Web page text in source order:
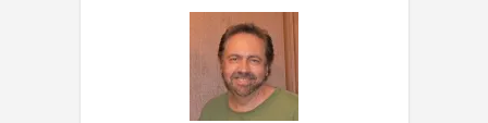
heures voire même des jours. Nous somm...